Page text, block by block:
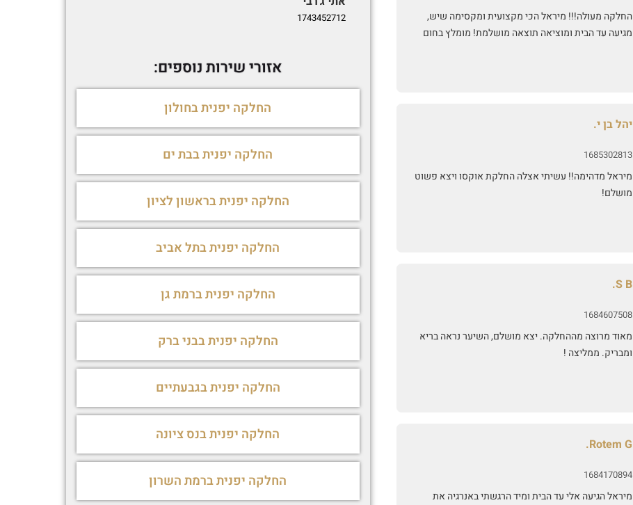
החלקה מעולה!!! מיראל הכי מקצועית ומקסימה שיש,
מגיעה עד הבית ומוציאה תוצאה מושלמת! מומלץ בחום
יהל בן י.
1685302813
מיראל מדהימה!! עשיתי אצלה החלקת אוקסו ויצא פשוט
מושלם!
S B.
1684607508
מאוד מרוצה מההחלקה. יצא מושלם, השיער נראה בריא
ומבריק. ממליצה !
Rotem G.
1684170894
מיראל הגיעה אלי עד הבית ומיד הרגשתי באנרגיה את
1743452712
אזורי שירות נוספים:
החלקה יפנית בחולון
החלקה יפנית בבת ים
החלקה יפנית בראשון לציון
החלקה יפנית בתל אביב
החלקה יפנית ברמת גן
החלקה יפנית בבני ברק
החלקה יפנית בגבעתיים
החלקה יפנית בנס ציונה
החלקה יפנית ברמת השרון